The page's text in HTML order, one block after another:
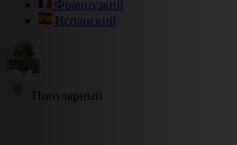
Французкий
Испанский
Популярный